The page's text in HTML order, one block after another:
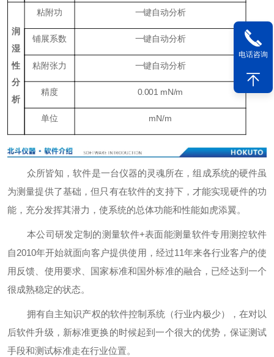
润
湿
性
分
析
粘附功 一键自动分析
铺展系数 一键自动分析
粘附张力 一键自动分析
精度 0.001 mN/m
单位 mN/m
众所皆知，软件是一台仪器的灵魂所在，组成系统的硬件虽
为测量提供了基础，但只有在软件的支持下，才能实现硬件的功
能，充分发挥其潜力，使系统的总体功能和性能如虎添翼。
本公司研发定制的测量软件+表面能测量软件专用测控软件
自2010年开始就面向客户提供使用，经过11年来各行业客户的使
用反馈、使用要求、国家标准和国外标准的融合，已经达到一个
很成熟稳定的状态。
拥有自主知识产权的软件控制系统（行业内极少），在对以
后软件升级，新标准更换的时候起到一个很大的优势，保证测试
手段和测试标准走在行业位置。
电话咨询